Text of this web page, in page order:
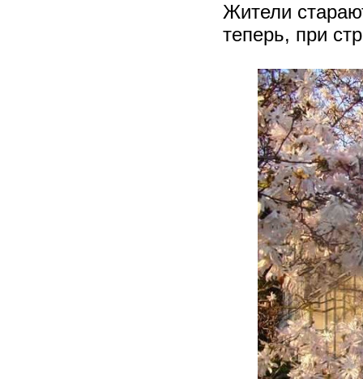
Жители
теперь, при